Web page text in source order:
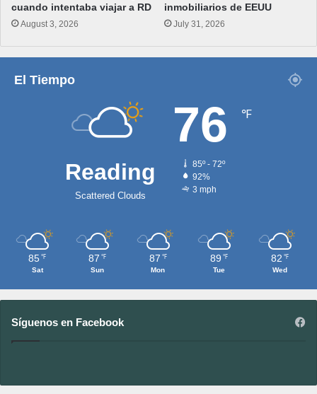
cuando intentaba viajar a RD
August 3, 2026
inmobiliarios de EEUU
July 31, 2026
El Tiempo
Reading
Scattered Clouds
76 ℉
85º - 72º
92%
3 mph
85 ℉
Sat
87 ℉
Sun
87 ℉
Mon
89 ℉
Tue
82 ℉
Wed
Síguenos en Facebook